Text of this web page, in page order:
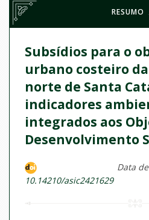
RESUMO
Subsídios para o
urbano costeiro
norte de Santa
indicadores
integrados aos
Desenvolvimento
10.14210/asic2421629
Data